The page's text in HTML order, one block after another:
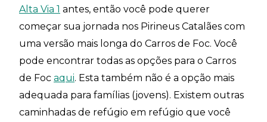
Alta Via 1 antes, então você pode querer
começar sua jornada nos Pirineus Catalães com
uma versão mais longa do Carros de Foc. Você
pode encontrar todas as opções para o Carros
de Foc aqui. Esta também não é a opção mais
adequada para famílias (jovens). Existem outras
caminhadas de refúgio em refúgio que você